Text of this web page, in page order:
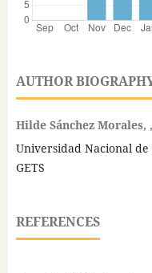
AUTHOR
Hilde Sánchez Morales, ,
Universidad Nacional
GETS
REFERENCES